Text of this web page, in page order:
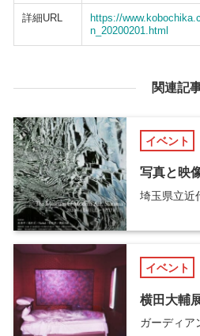
詳細URL
https://
n_20200201.html
関連記
イベント
写真と映
埼玉県立近
イベント
横田大輔
ガーディア